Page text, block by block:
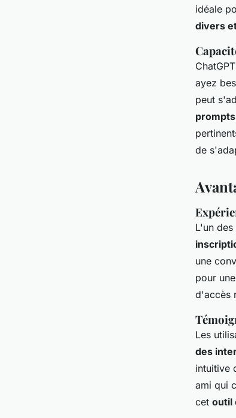
idéale
divers
ayez
peut
prompts
de
L'un
une
pour une
d'accès
Les
des
intuitive
ami qui
cet outil